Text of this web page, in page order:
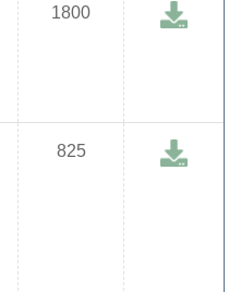
1800
825